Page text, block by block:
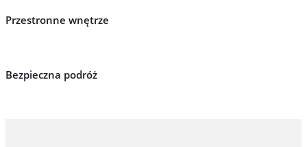
Przestronne wnętrze
Bezpieczna podróż